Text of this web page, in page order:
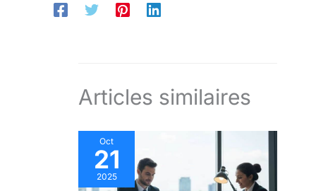
Articles similaires
Oct
21
2025